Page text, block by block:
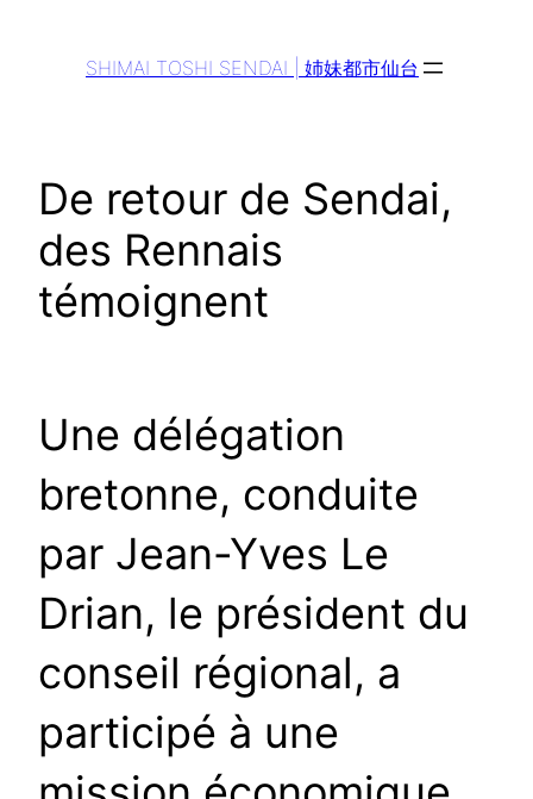
SHIMAI TOSHI SENDAI | 姉妹都市仙台
De retour de Sendai,
des Rennais
témoignent
Une délégation
bretonne, conduite
par Jean-Yves Le
Drian, le président du
conseil régional, a
participé à une